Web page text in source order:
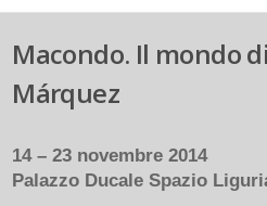
Macondo. Il mondo
Márquez
14 – 23 novembre 2014
Palazzo Ducale Spazio